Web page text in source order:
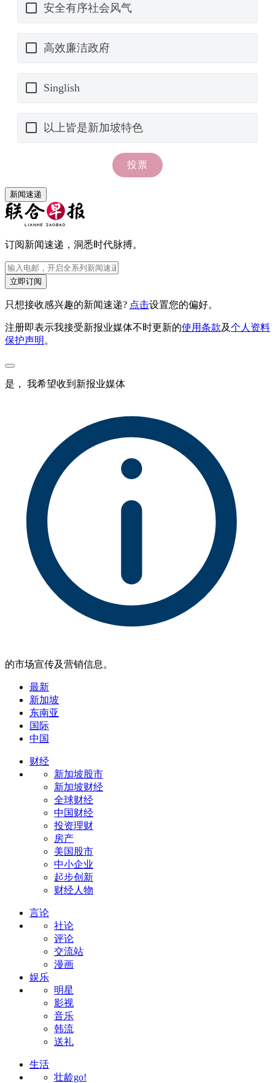
新闻速递
订阅新闻速递，洞悉时代脉搏。
立即订阅
只想接收感兴趣的新闻速递? 点击设置您的偏好。
注册即表示我接受新报业媒体不时更新的使用条款及个人资料
保护声明 。
是， 我希望收到新报业媒体
的市场宣传及营销信息。
最新
新加坡
东南亚
国际
中国
财经
新加坡股市
新加坡财经
全球财经
中国财经
投资理财
房产
美国股市
中小企业
起步创新
财经人物
言论
社论
评论
交流站
漫画
娱乐
明星
影视
音乐
韩流
送礼
生活
壮龄go!